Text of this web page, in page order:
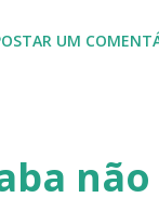
você,
se preferir:
UM